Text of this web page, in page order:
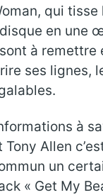
qui
en une
à remettre
ses lignes,
à
Allen
un
« Get My